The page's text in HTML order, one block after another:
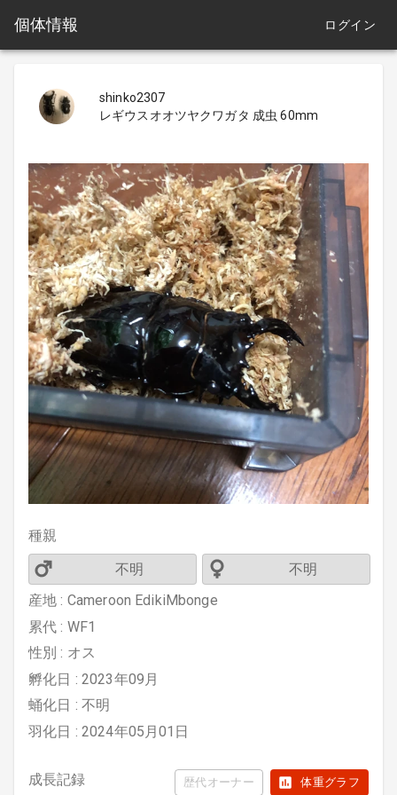
個体情報 ログイン
shinko2307
レギウスオオツヤクワガタ 成虫 60mm
種親
不明
不明
産地 : Cameroon EdikiMbonge
累代 : WF1
性別 : オス
孵化日 : 2023年09月
蛹化日 : 不明
羽化日 : 2024年05月01日
成長記録 体重グラフ
歴代オーナー